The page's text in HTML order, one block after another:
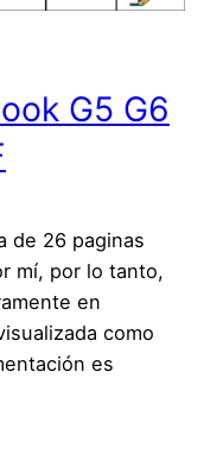
G5 G6
de 26 paginas
mí, por lo tanto,
en
como
es